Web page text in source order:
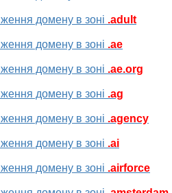
домену в зоні .adult
домену в зоні .ae
домену в зоні .ae.org
домену в зоні .ag
домену в зоні .agency
домену в зоні .ai
домену в зоні .airforce